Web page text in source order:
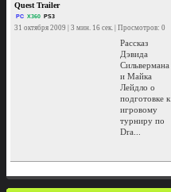
Quest Trailer
PC X360 PS3
31 октября 2009 | 3 мин. 16 сек. | Просмотров: 0
Рассказ
Дэвида
Сильвермана
и Майка
Лейдло о
подготовке к
игровому
турниру по
Dra...